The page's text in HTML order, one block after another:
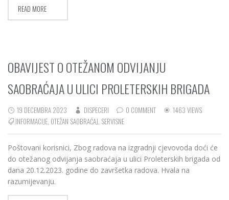
READ MORE
OBAVIJEST O OTEŽANOM ODVIJANJU
SAOBRAĆAJA U ULICI PROLETERSKIH BRIGADA
19 DECEMBRA 2023 DISPECERI 0 COMMENT
1463 VIEWS
INFORMACIJE OTEŽAN SAOBRAĆAJ SERVISNE
Poštovani korisnici, Zbog radova na izgradnji cjevovoda doći će
do otežanog odvijanja saobraćaja u ulici Proleterskih brigada od
dana 20.12.2023. godine do završetka radova. Hvala na
razumijevanju.